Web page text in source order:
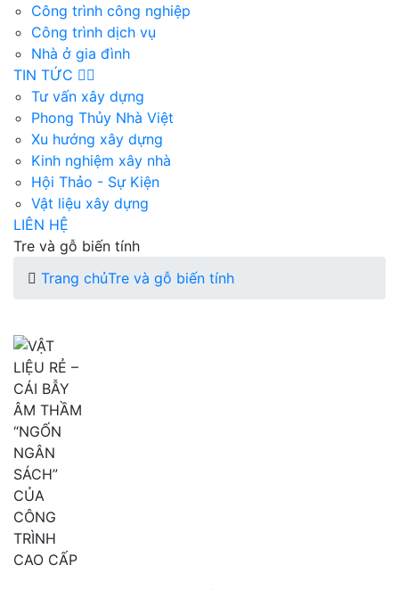
Công trình công nghiệp
Công trình dịch vụ
Nhà ở gia đình
TIN TỨC
Tư vấn xây dựng
Phong Thủy Nhà Việt
Xu hướng xây dựng
Kinh nghiệm xây nhà
Hội Thảo - Sự Kiện
Vật liệu xây dựng
LIÊN HỆ
Tre và gỗ biến tính
Trang chủTre và gỗ biến tính